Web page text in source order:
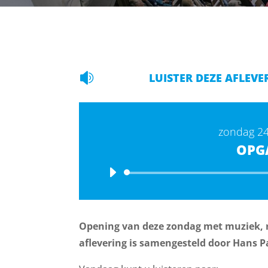
 LUISTER DEZE
zondag
Opening van deze zondag met
aflevering is samengesteld door Hans